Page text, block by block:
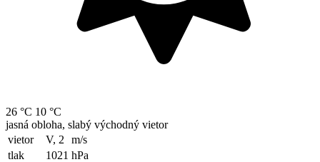
26 °C 10 °C
jasná obloha, slabý východný vietor
vietor
V, 2
m/s
tlak
1021 hPa